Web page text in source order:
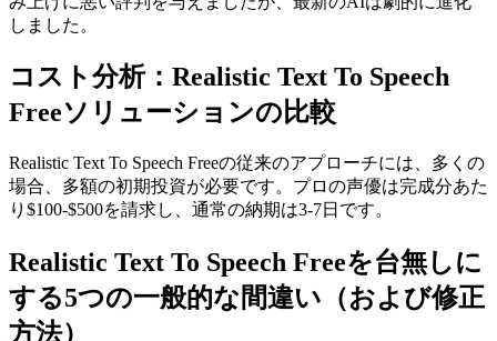
しました。
コスト分析：Realistic Text To Speech
Freeソリューションの比較
Realistic Text To Speech Freeの従来のアプローチには、多くの
場合、多額の初期投資が必要です。プロの声優は完成分あた
り$100-$500を請求し、通常の納期は3-7日です。
Realistic Text To Speech Freeを台無しに
する5つの一般的な間違い（および修正
方法）